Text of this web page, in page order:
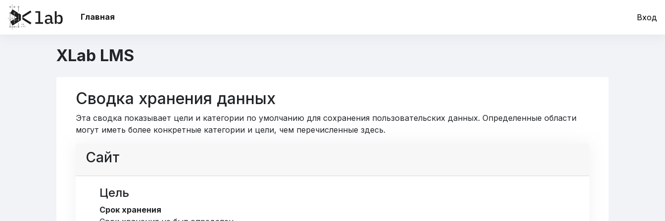
Перейти к основному содержанию
Главная
Вход
XLab LMS
Сводка хранения данных
Эта сводка показывает цели и категории по умолчанию для сохранения пользовательских данных. Определенные области
могут иметь более конкретные категории и цели, чем перечисленные здесь.
Сайт
Цель
Срок хранения